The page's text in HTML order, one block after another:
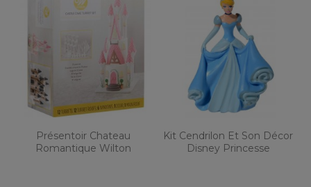
Présentoir Chateau
Romantique Wilton
Kit Cendrilon Et Son Décor
Disney Princesse